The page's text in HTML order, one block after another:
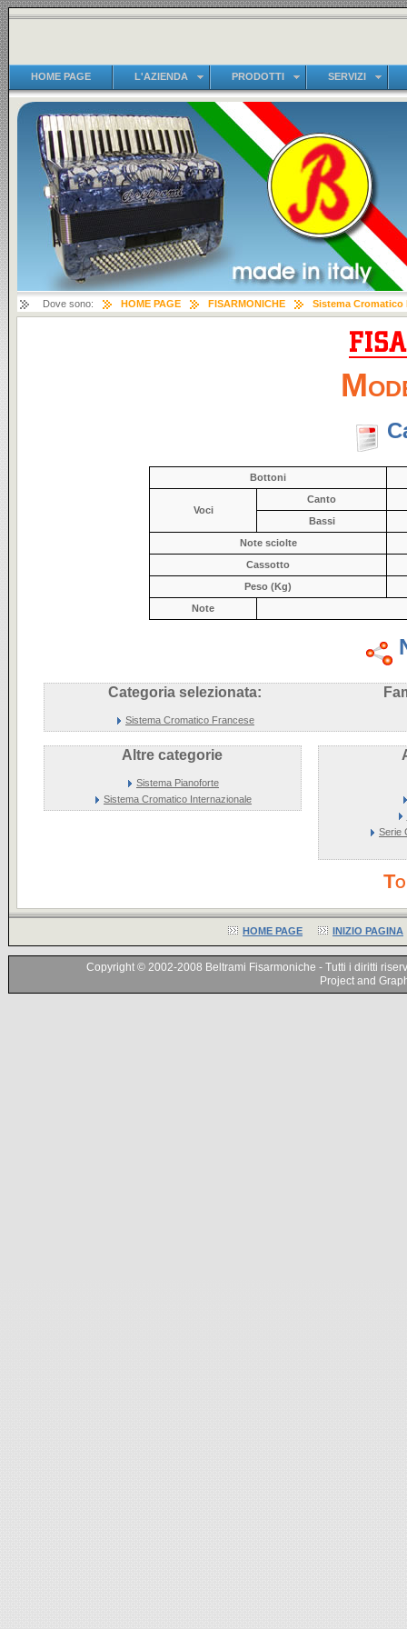
HOME PAGE L'AZIENDA PRODOTTI SERVIZI
Dove sono: HOME PAGE FISARMONICHE Sistema Cromatico
Bottoni
Voci
Canto
Bassi
Note sciolte
Cassotto
Peso (Kg)
Note
Categoria selezionata:
Sistema Cromatico Francese
Altre categorie
Sistema Pianoforte
Sistema Cromatico Internazionale
Serie
HOME PAGE INIZIO PAGINA
Copyright © 2002-2008 Beltrami Fisarmoniche - Tutti i diritti
Project and